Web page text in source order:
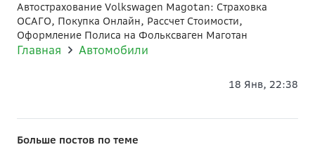
Автострахование Volkswagen Magotan: Страховка
ОСАГО, Покупка Онлайн, Рассчет Стоимости,
Оформление Полиса на Фольксваген Маготан
Главная Автомобили
18 Янв, 22:38
Больше постов по теме